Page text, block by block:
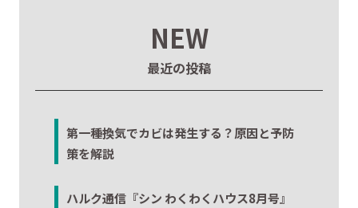
NEW
最近の投稿
第一種換気でカビは発生する？原因と予防
策を解説
ハルク通信『シン わくわくハウス8月号』